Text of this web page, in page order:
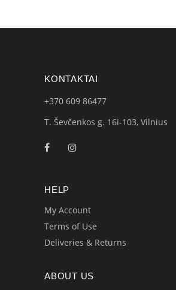
KONTAKTAI
+370 609 86477
T. Ševčenkos g. 16i-103, Vilnius
HELP
My Account
Terms of Use
Deliveries & Returns
ABOUT US